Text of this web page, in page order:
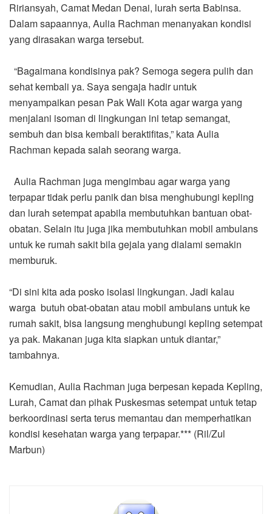
Ririansyah, Camat Medan Denai, lurah serta Babinsa.
Dalam sapaannya, Aulia Rachman menanyakan kondisi
yang dirasakan warga tersebut.
“Bagaimana kondisinya pak? Semoga segera pulih dan
sehat kembali ya. Saya sengaja hadir untuk
menyampaikan pesan Pak Wali Kota agar warga yang
menjalani isoman di lingkungan ini tetap semangat,
sembuh dan bisa kembali beraktifitas,” kata Aulia
Rachman kepada salah seorang warga.
Aulia Rachman juga mengimbau agar warga yang
terpapar tidak perlu panik dan bisa menghubungi kepling
dan lurah setempat apabila membutuhkan bantuan obat-
obatan. Selain itu juga jika membutuhkan mobil ambulans
untuk ke rumah sakit bila gejala yang dialami semakin
memburuk.
“Di sini kita ada posko isolasi lingkungan. Jadi kalau
warga butuh obat-obatan atau mobil ambulans untuk ke
rumah sakit, bisa langsung menghubungi kepling setempat
ya pak. Makanan juga kita siapkan untuk diantar,”
tambahnya.
Kemudian, Aulia Rachman juga berpesan kepada Kepling,
Lurah, Camat dan pihak Puskesmas setempat untuk tetap
berkoordinasi serta terus memantau dan memperhatikan
kondisi kesehatan warga yang terpapar.*** (Ril/Zul
Marbun)